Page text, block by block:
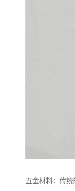
五金材料：传统